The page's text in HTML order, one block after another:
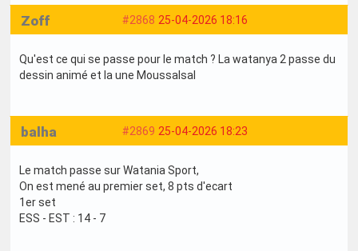
#2868 25-04-2026 18:16
Zoff
Qu'est ce qui se passe pour le match ? La watanya 2 passe du
dessin animé et la une Moussalsal
#2869 25-04-2026 18:23
balha
Le match passe sur Watania Sport,
On est mené au premier set, 8 pts d'ecart
1er set
ESS - EST : 14 - 7